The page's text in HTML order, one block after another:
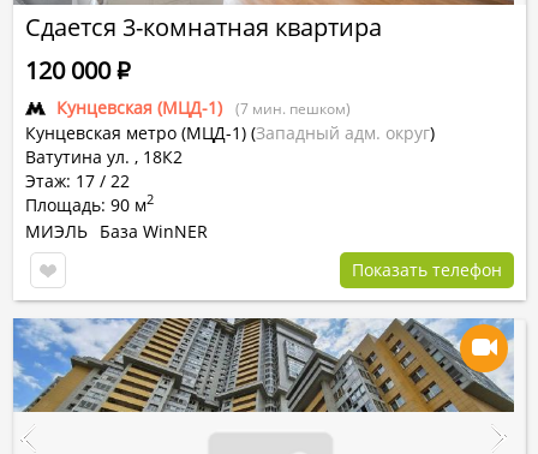
Сдается 3-комнатная квартира
Кунцевская (МЦД-1) (7 мин. пешком)
Кунцевская метро (МЦД-1) (Западный адм. округ)
Ватутина ул. , 18К2
Этаж: 17 / 22
Площадь: 90 м2
120 000Р
МИЭЛЬ База WinNER
Показать телефон